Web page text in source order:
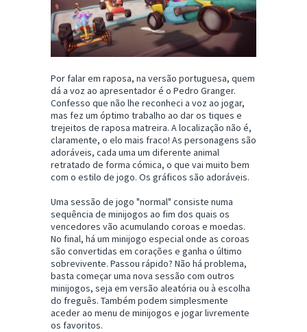
Por falar em raposa, na versão portuguesa, quem
dá a voz ao apresentador é o Pedro Granger.
Confesso que não lhe reconheci a voz ao jogar,
mas fez um óptimo trabalho ao dar os tiques e
trejeitos de raposa matreira. A localização não é,
claramente, o elo mais fraco! As personagens são
adoráveis, cada uma um diferente animal
retratado de forma cómica, o que vai muito bem
com o estilo de jogo. Os gráficos são adoráveis.
Uma sessão de jogo "normal" consiste numa
sequência de minijogos ao fim dos quais os
vencedores vão acumulando coroas e moedas.
No final, há um minijogo especial onde as coroas
são convertidas em corações e ganha o último
sobrevivente. Passou rápido? Não há problema,
basta começar uma nova sessão com outros
minijogos, seja em versão aleatória ou à escolha
do freguês. Também podem simplesmente
aceder ao menu de minijogos e jogar livremente
os favoritos.